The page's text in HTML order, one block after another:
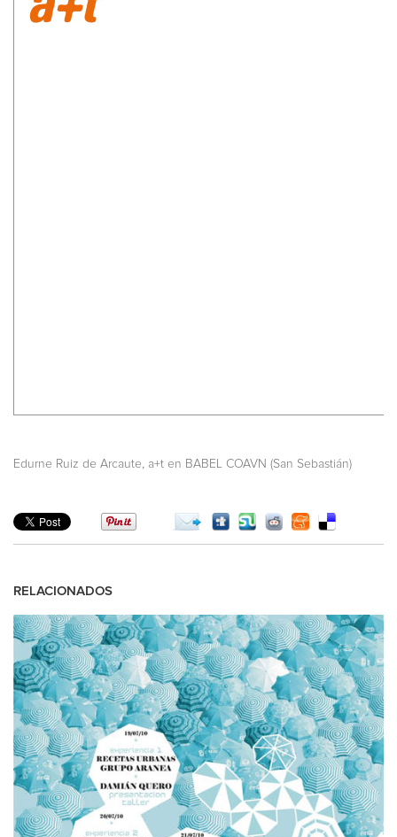
Edurne Ruiz de Arcaute, a+t en BABEL COAVN (San Sebastián)
RELACIONADOS